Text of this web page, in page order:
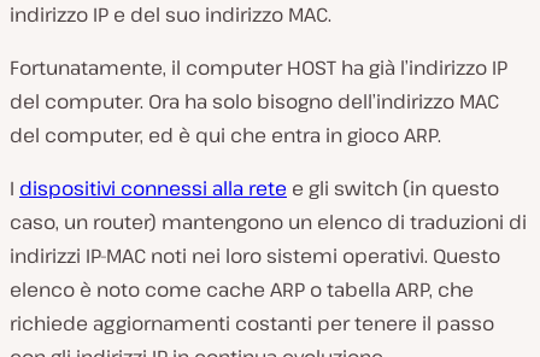
indirizzo IP e del suo indirizzo MAC.
Fortunatamente, il computer HOST ha già l’indirizzo IP
del computer. Ora ha solo bisogno dell’indirizzo MAC
del computer, ed è qui che entra in gioco ARP.
I dispositivi connessi alla rete e gli switch (in questo
caso, un router) mantengono un elenco di traduzioni di
indirizzi IP-MAC noti nei loro sistemi operativi. Questo
elenco è noto come cache ARP o tabella ARP, che
richiede aggiornamenti costanti per tenere il passo